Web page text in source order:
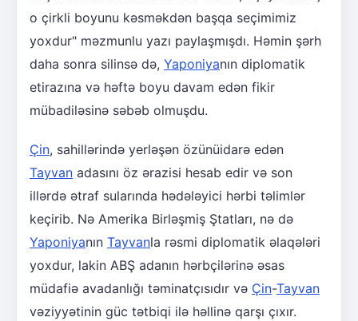
o çirkli boyunu kəsməkdən başqa seçimimiz
yoxdur" məzmunlu yazı paylaşmışdı. Həmin şərh
daha sonra silinsə də, Yaponiyanın diplomatik
etirazına və həftə boyu davam edən fikir
mübadiləsinə səbəb olmuşdu.
Çin, sahillərində yerləşən özünüidarə edən
Tayvan adasını öz ərazisi hesab edir və son
illərdə ətraf sularında hədələyici hərbi təlimlər
keçirib. Nə Amerika Birləşmiş Ştatları, nə də
Yaponiyanın Tayvanla rəsmi diplomatik əlaqələri
yoxdur, lakin ABŞ adanın hərbçilərinə əsas
müdafiə avadanlığı təminatçısıdır və Çin-Tayvan
vəziyyətinin güc tətbiqi ilə həllinə qarşı çıxır.